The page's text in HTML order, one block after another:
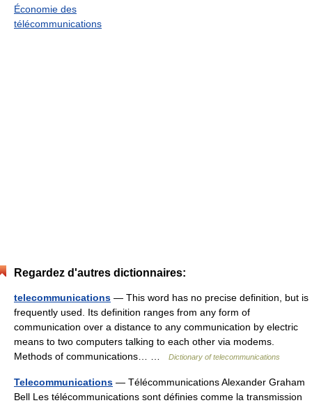
Économie des
télécommunications
Regardez d'autres dictionnaires:
telecommunications — This word has no precise definition, but is
frequently used. Its definition ranges from any form of
communication over a distance to any communication by electric
means to two computers talking to each other via modems.
Methods of communications… …
Dictionary of telecommunications
Telecommunications — Télécommunications Alexander Graham
Bell Les télécommunications sont définies comme la transmission